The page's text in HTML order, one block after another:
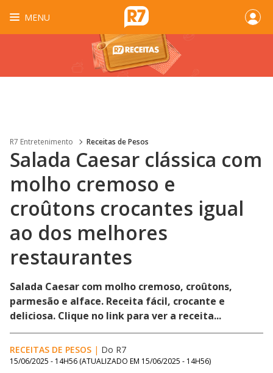
MENU
R7 Entretenimento Receitas de Pesos
Salada Caesar clássica com
molho cremoso e
croûtons crocantes igual
ao dos melhores
restaurantes
Salada Caesar com molho cremoso, croûtons,
parmesão e alface. Receita fácil, crocante e
deliciosa. Clique no link para ver a receita...
RECEITAS DE PESOS | Do R7
15/06/2025 - 14H56 (ATUALIZADO EM 15/06/2025 - 14H56)